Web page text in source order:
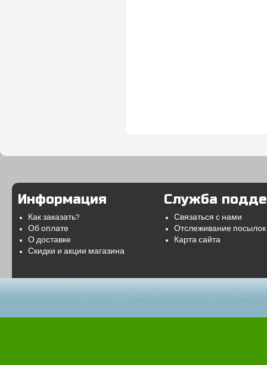
Информация
Как заказать?
Об оплате
О доставке
Скидки и акции магазина
Служба
Связаться с нами
Отслеживание посылок
Карта сайта